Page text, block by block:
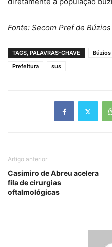
Fonte: Secom Pref de Búzios
TAGS, PALAVRAS-CHAVE Búzios
Prefeitura
sus
Artigo anterior
Casimiro de Abreu acelera
fila de cirurgias
oftalmológicas